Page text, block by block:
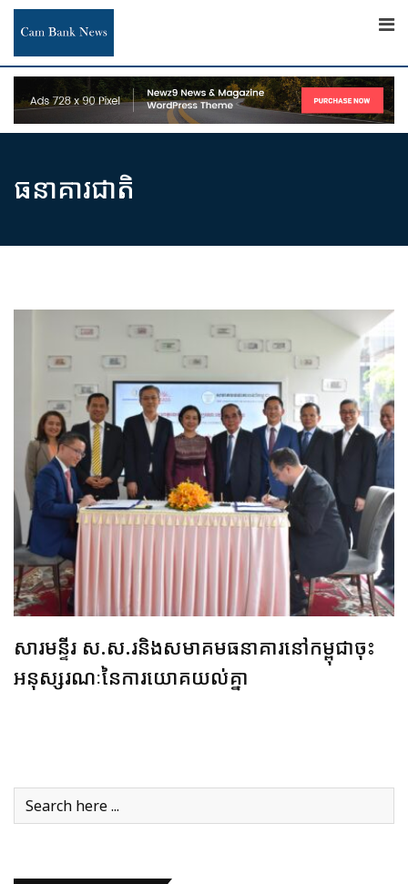
Skip
content
ធនាគារ​ជាតិ
សារមន្ទីរ ស.ស.រនិង​សមាគមធនាគារនៅកម្ពុជា​ចុះ
អនុស្សរណៈនៃ​ការ​យោគ​យល់គ្នា​